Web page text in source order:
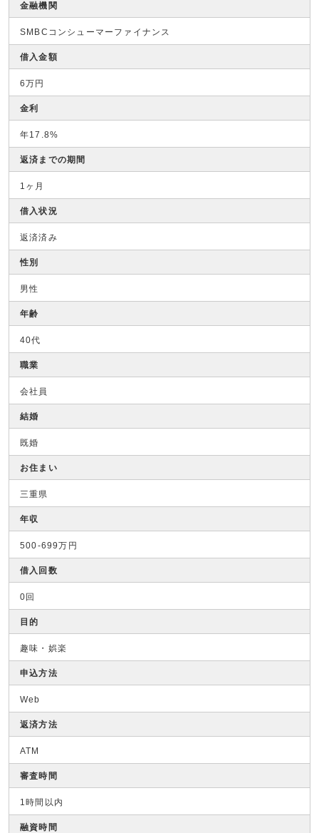
金融機関
SMBCコンシューマーファイナンス
借入金額
6万円
金利
年17.8%
返済までの期間
1ヶ月
借入状況
返済済み
性別
男性
年齢
40代
職業
会社員
結婚
既婚
お住まい
三重県
年収
500-699万円
借入回数
0回
目的
趣味・娯楽
申込方法
Web
返済方法
ATM
審査時間
1時間以内
融資時間